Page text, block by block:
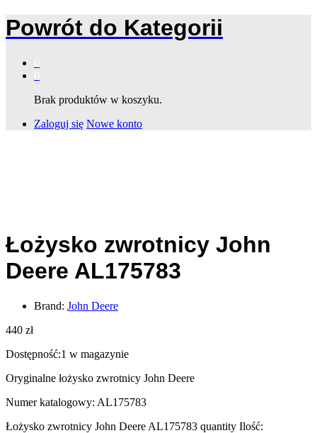
Powrót do Kategorii
Brak produktów w koszyku.
Zaloguj się Nowe konto
Łożysko zwrotnicy John
Deere AL175783
Brand: John Deere
440 zł
Dostępność:1 w magazynie
Oryginalne łożysko zwrotnicy John Deere
Numer katalogowy: AL175783
Łożysko zwrotnicy John Deere AL175783 quantity Ilość: